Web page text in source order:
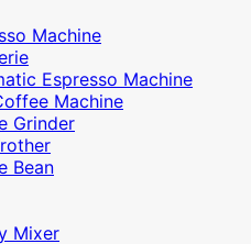
Machine
Espresso Machine
Machine
Grinder
Bean
Mixer